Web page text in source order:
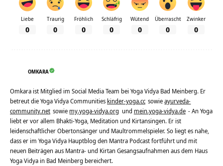
Liebe
0
Traurig
0
Fröhlich
0
Schläfrig
0
Wütend
0
Überrascht
0
Zwinker
0
OMKARA
Omkara ist Mitglied im Social Media Team bei Yoga Vidya Bad Meinberg. Er
betreut die Yoga Vidya Communities kinder-yoga.cc sowieayurveda-
community.net sowie my.yoga-vidya.org und mein.yoga-vidya.de - An Yoga
liebt er vor allem Bhakti-Yoga, Meditation und Kirtansingen. Er ist
leidenschaftlicher Obertonsänger und Maultrommelspieler. So liegt es nahe,
dass er im Yoga Vidya Hauptblog den Mantra Podcast fortführt und mit
neuen Beiträgen aus Mantra- und Kirtan Gesangsaufnahmen aus dem Haus
Yoga Vidya in Bad Meinberg bereichert.